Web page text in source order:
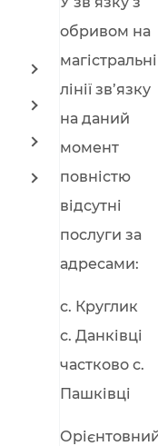
обривом на
лінії зв’язку
на даний
момент
повністю
відсутні
послуги за
адресами:
с. Круглик
с. Данківці
частково с.
Пашківці